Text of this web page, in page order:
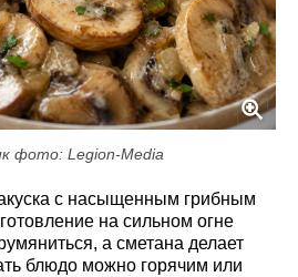
фото: Legion-Media
с насыщенным грибным
на сильном огне
а сметана делает
блюдо можно горячим или